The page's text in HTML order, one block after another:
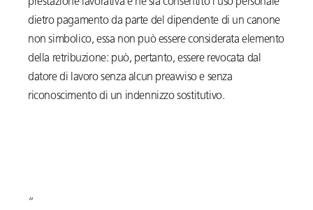
dietro pagamento da parte del dipendente di un canone
non simbolico, essa non può essere considerata elemento
della retribuzione: può, pertanto, essere revocata dal
datore di lavoro senza alcun preavviso e senza
riconoscimento di un indennizzo sostitutivo.
“